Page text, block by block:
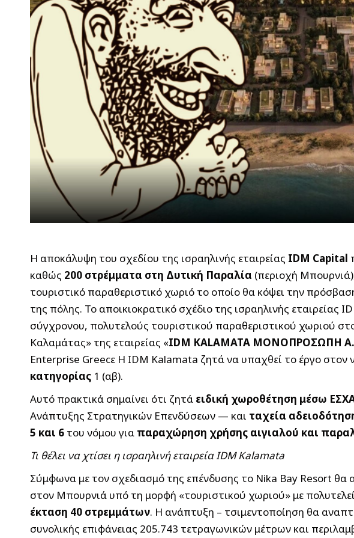
Η αποκάλυψη του σχεδίου της ισραηλινής εταιρείας IDM Capital
καθώς 200 στρέμματα στη Δυτική Παραλία (περιοχή
τουριστικό παραθεριστικό χωριό το οποίο θα κόψει την
της πόλης. Το αποικιοκρατικό σχέδιο της ισραηλινής εταιρείας
σύγχρονου, πολυτελούς τουριστικού παραθεριστικού χωριού
Καλαμάτας» της εταιρείας «IDM KALAMATA ΜΟΝΟΠΡΟΣΩΠΗ
Εnterprise Greecε Η IDM Kalamata ζητά να υπαχθεί το έργο στον
κατηγορίας 1 (αβ).
Αυτό πρακτικά σημαίνει ότι ζητά ειδική χωροθέτηση μέσω
Ανάπτυξης Στρατηγικών Επενδύσεων — και ταχεία
5 και 6 του νόμου για παραχώρηση χρήσης αιγιαλού και
Τι θέλει να χτίσει η ισραηλινή εταιρεία IDM Kalamata
Σύμφωνα με τον σχεδιασμό της επένδυσης το Nika Bay Resort
στον Μπουρνιά υπό τη μορφή «τουριστικού χωριού» με
έκταση 40 στρεμμάτων. Η ανάπτυξη – τσιμεντοποίηση θα
συνολικής επιφάνειας 205.743 τετραγωνικών μέτρων και